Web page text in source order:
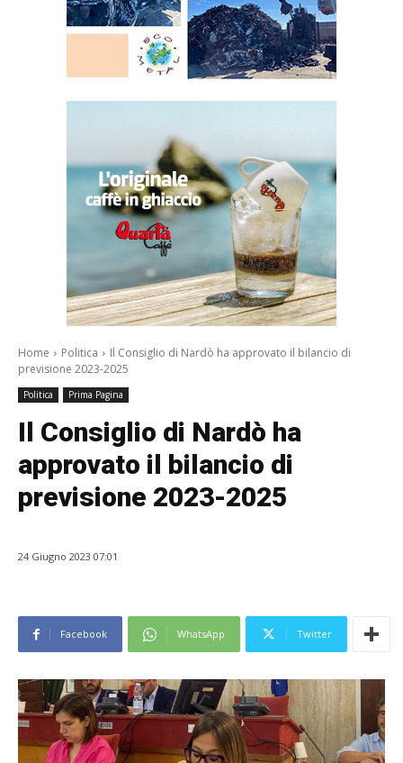
Home Politica
Il Consiglio di Nardò ha approvato il bilancio di
previsione 2023-2025
Politica Prima Pagina
Il Consiglio di Nardò ha
approvato il bilancio di
previsione 2023-2025
24 Giugno 2023 07:01
Facebook WhatsApp Twitter